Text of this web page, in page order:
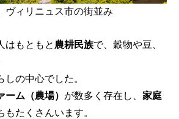
ヴィリニュス市の街並み
はもともと 農耕民族で、穀物や豆、
の中心でした。
ム（農場） が数多く存在し、 家庭
もたくさんいます。